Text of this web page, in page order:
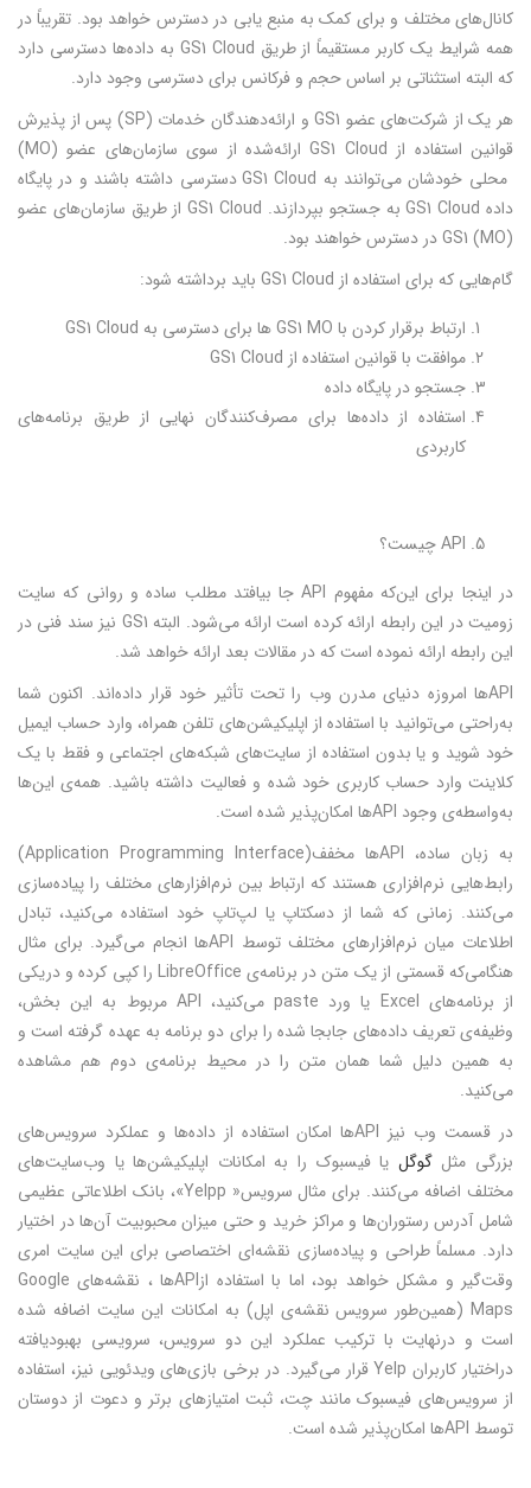
کانال‌های مختلف و برای کمک به منبع یابی در دسترس خواهد بود. تقریباً در
همه شرایط یک کاربر مستقیماً از طریق GS1 Cloud به داده‌ها دسترسی دارد
که البته استثناتی بر اساس حجم و فرکانس برای دسترسی وجود دارد.
هر یک از شرکت‌های عضو GS1 و ارائه‌دهندگان خدمات (SP) پس از پذیرش
قوانین استفاده از GS1 Cloud ارائه‌شده از سوی سازمان‌های عضو (MO)
محلی خودشان می‌توانند به GS1 Cloud دسترسی داشته باشند و در پایگاه
داده GS1 Cloud به جستجو بپردازند. GS1 Cloud از طریق سازمان‌های عضو
GS1 (MO) در دسترس خواهند بود.
گام‌هایی که برای استفاده از GS1 Cloud باید برداشته شود:
ارتباط برقرار کردن با GS1 MO ها برای دسترسی به GS1 Cloud
موافقت با قوانین استفاده از GS1 Cloud
جستجو در پایگاه داده
استفاده از داده‌ها برای مصرف‌کنندگان نهایی از طریق برنامه‌های
کاربردی
API چیست؟
در اینجا برای این‌که مفهوم API جا بیافتد مطلب ساده و روانی که سایت
زومیت در این رابطه ارائه کرده است ارائه می‌شود. البته GS1 نیز سند فنی در
این رابطه ارائه نموده است که در مقالات بعد ارائه خواهد شد.
APIها امروزه دنیای مدرن وب را تحت تأثیر خود قرار داده‌اند. اکنون شما
به‌راحتی می‌توانید با استفاده از اپلیکیشن‌های تلفن همراه، وارد حساب ایمیل
خود شوید و یا بدون استفاده از سایت‌های شبکه‌های اجتماعی و فقط با یک
کلاینت وارد حساب کاربری خود شده و فعالیت داشته باشید. همه‌ی این‌ها
به‌واسطه‌ی وجود APIها امکان‌پذیر شده است.
به زبان ساده، APIها مخفف(Application Programming Interface)
رابط‌هایی نرم‌افزاری هستند که ارتباط بین نرم‌افزارهای مختلف را پیاده‌سازی
می‌کنند. زمانی که شما از دسکتاپ یا لپ‌تاپ خود استفاده می‌کنید، تبادل
اطلاعات میان نرم‌افزارهای مختلف توسط APIها انجام می‌گیرد. برای مثال
هنگامی‌که قسمتی از یک متن در برنامه‌ی LibreOffice را کپی کرده و دریکی
از برنامه‌های Excel یا ورد paste می‌کنید، API مربوط به این بخش،
وظیفه‌ی تعریف داده‌های جابجا شده را برای دو برنامه به عهده گرفته است و
به همین دلیل شما همان متن را در محیط برنامه‌ی دوم هم مشاهده
می‌کنید.
در قسمت وب نیز APIها امکان استفاده از داده‌ها و عملکرد سرویس‌های
بزرگی مثلگوگل یا فیسبوک را به امکانات اپلیکیشن‌ها یا وب‌سایت‌های
مختلف اضافه می‌کنند. برای مثال سرویس« Yelpp»، بانک اطلاعاتی عظیمی
شامل آدرس رستوران‌ها و مراکز خرید و حتی میزان محبوبیت آن‌ها در اختیار
دارد. مسلماً طراحی و پیاده‌سازی نقشه‌ای اختصاصی برای این سایت امری
وقت‌گیر و مشکل خواهد بود، اما با استفاده ازAPIها ، نقشه‌های‌ Google
Maps (همین‌طور سرویس نقشه‌ی اپل) به امکانات این سایت اضافه شده
است و درنهایت با ترکیب عملکرد این دو سرویس، سرویسی بهبودیافته
دراختیار کاربران Yelp قرار می‌گیرد. در برخی بازی‌های ویدئویی نیز، استفاده
از سرویس‌های فیسبوک مانند چت، ثبت امتیازهای برتر و دعوت از دوستان
توسط APIها امکان‌پذیر شده است.